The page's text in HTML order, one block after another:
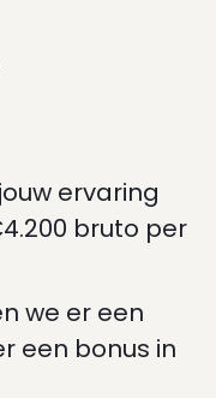
ervaring
bruto per
we er een
een bonus in